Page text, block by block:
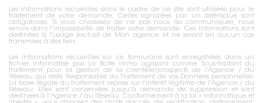
Les informations recueillies dans le cadre de ce site sont utilisées pour le
traitement de votre demande. Celles signalées par un astérisque sont
obligatoires. Si vous choisissez de ne pas nous les communiquer, nous
serons dans l'impossibilité de traiter votre demande. Ces informations sont
destinées à l'usage exclusif de Mon agence et ne seront en aucun cas
transmises à des tiers.
Les informations recueillies sur ce formulaire sont enregistrées dans un
fichier informatisé par La Boite Immo agissant comme Sous-traitant du
traitement pour la gestion de la clientèle/prospects de l'Agence / du
Réseau qui reste Responsable du Traitement de vos Données personnelles.
La base légale du traitement repose sur l'intérêt légitime de l'Agence / du
Réseau. Elles sont conservées jusqu'à demande de suppression et sont
destinées à l'Agence / au Réseau. Conformément à la loi « informatique et